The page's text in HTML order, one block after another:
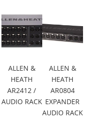
ALLEN &
HEATH
AR2412 /
AUDIO RACK
ALLEN &
HEATH
AR0804
EXPANDER
AUDIO RACK